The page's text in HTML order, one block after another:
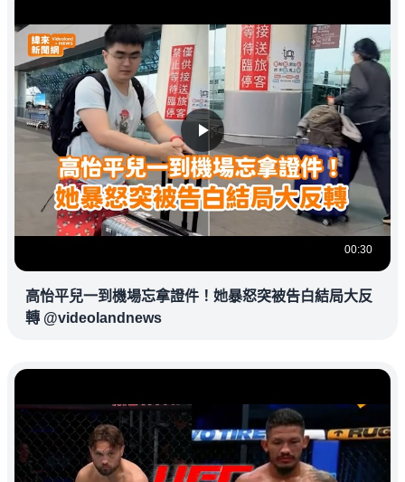
00:30
高怡平兒一到機場忘拿證件！她暴怒突被告白結局大反
轉 @videolandnews